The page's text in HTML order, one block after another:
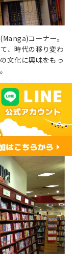
コーナー。
、時代の移り変わ
文化に興味をもっ